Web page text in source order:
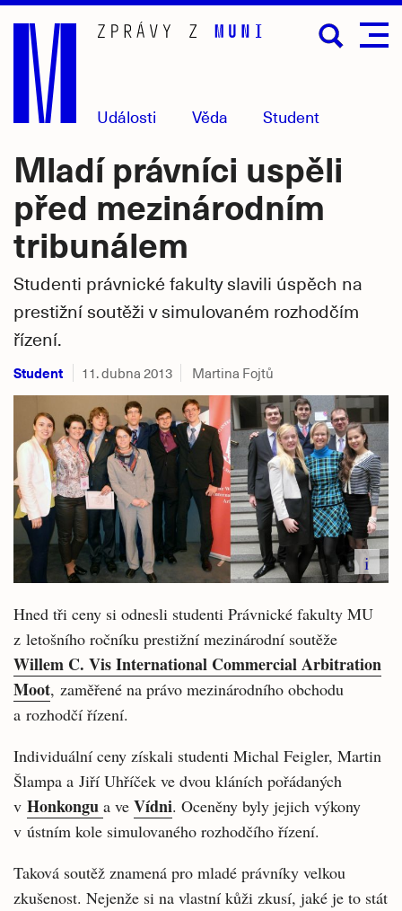
Přejít
hlavní
obsah
Události Věda Student
Mladí právníci uspěli
před mezinárodním
tribunálem
Studenti právnické fakulty slavili úspěch na
prestižní soutěži v simulovaném rozhodčím
řízení.
Student 11. dubna 2013 Martina Fojtů
i
Hned tři ceny si odnesli studenti Právnické fakulty MU
z letošního ročníku prestižní mezinárodní soutěže
Willem C. Vis International Commercial Arbitration
Moot, zaměřené na právo mezinárodního obchodu
a rozhodčí řízení.
Individuální ceny získali studenti Michal Feigler, Martin
Šlampa a Jiří Uhříček ve dvou kláních pořádaných
v Honkongu a ve Vídni. Oceněny byly jejich výkony
v ústním kole simulovaného rozhodčího řízení.
Taková soutěž znamená pro mladé právníky velkou
zkušenost. Nejenže si na vlastní kůži zkusí, jaké je to stát